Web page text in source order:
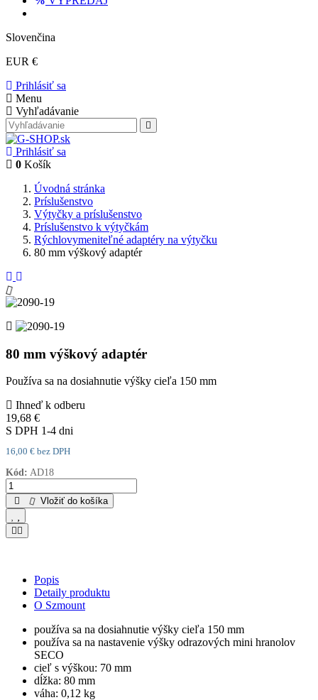
Slovenčina
EUR €
Prihlásiť sa
Menu
Vyhľadávanie
Prihlásiť sa
0 Košík
Úvodná stránka
Príslušenstvo
Výtyčky a príslušenstvo
Príslušenstvo k výtyčkám
Rýchlovymeniteľné adaptéry na výtyčku
80 mm výškový adaptér
80 mm výškový adaptér
Používa sa na dosiahnutie výšky cieľa 150 mm
Ihneď k odberu
19,68 €
S DPH 1-4 dni
16,00 € bez DPH
Kód: AD18
Vložiť do košíka
Popis
Detaily produktu
O Szmount
používa sa na dosiahnutie výšky cieľa 150 mm
používa sa na nastavenie výšky odrazových mini hranolov
SECO
cieľ s výškou: 70 mm
dĺžka: 80 mm
váha: 0,12 kg